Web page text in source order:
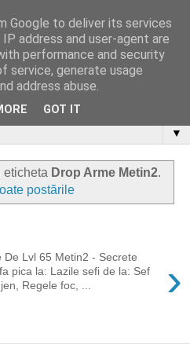
▼
eticheta Drop Arme Metin2.
postările
›
De Lvl 65 Metin2 - Secrete
pica la: Lazile sefi de la: Sef
Regele foc, ...
Google to deliver its services
address and user-agent are
performance and security
service, generate usage
address abuse.
GOT IT